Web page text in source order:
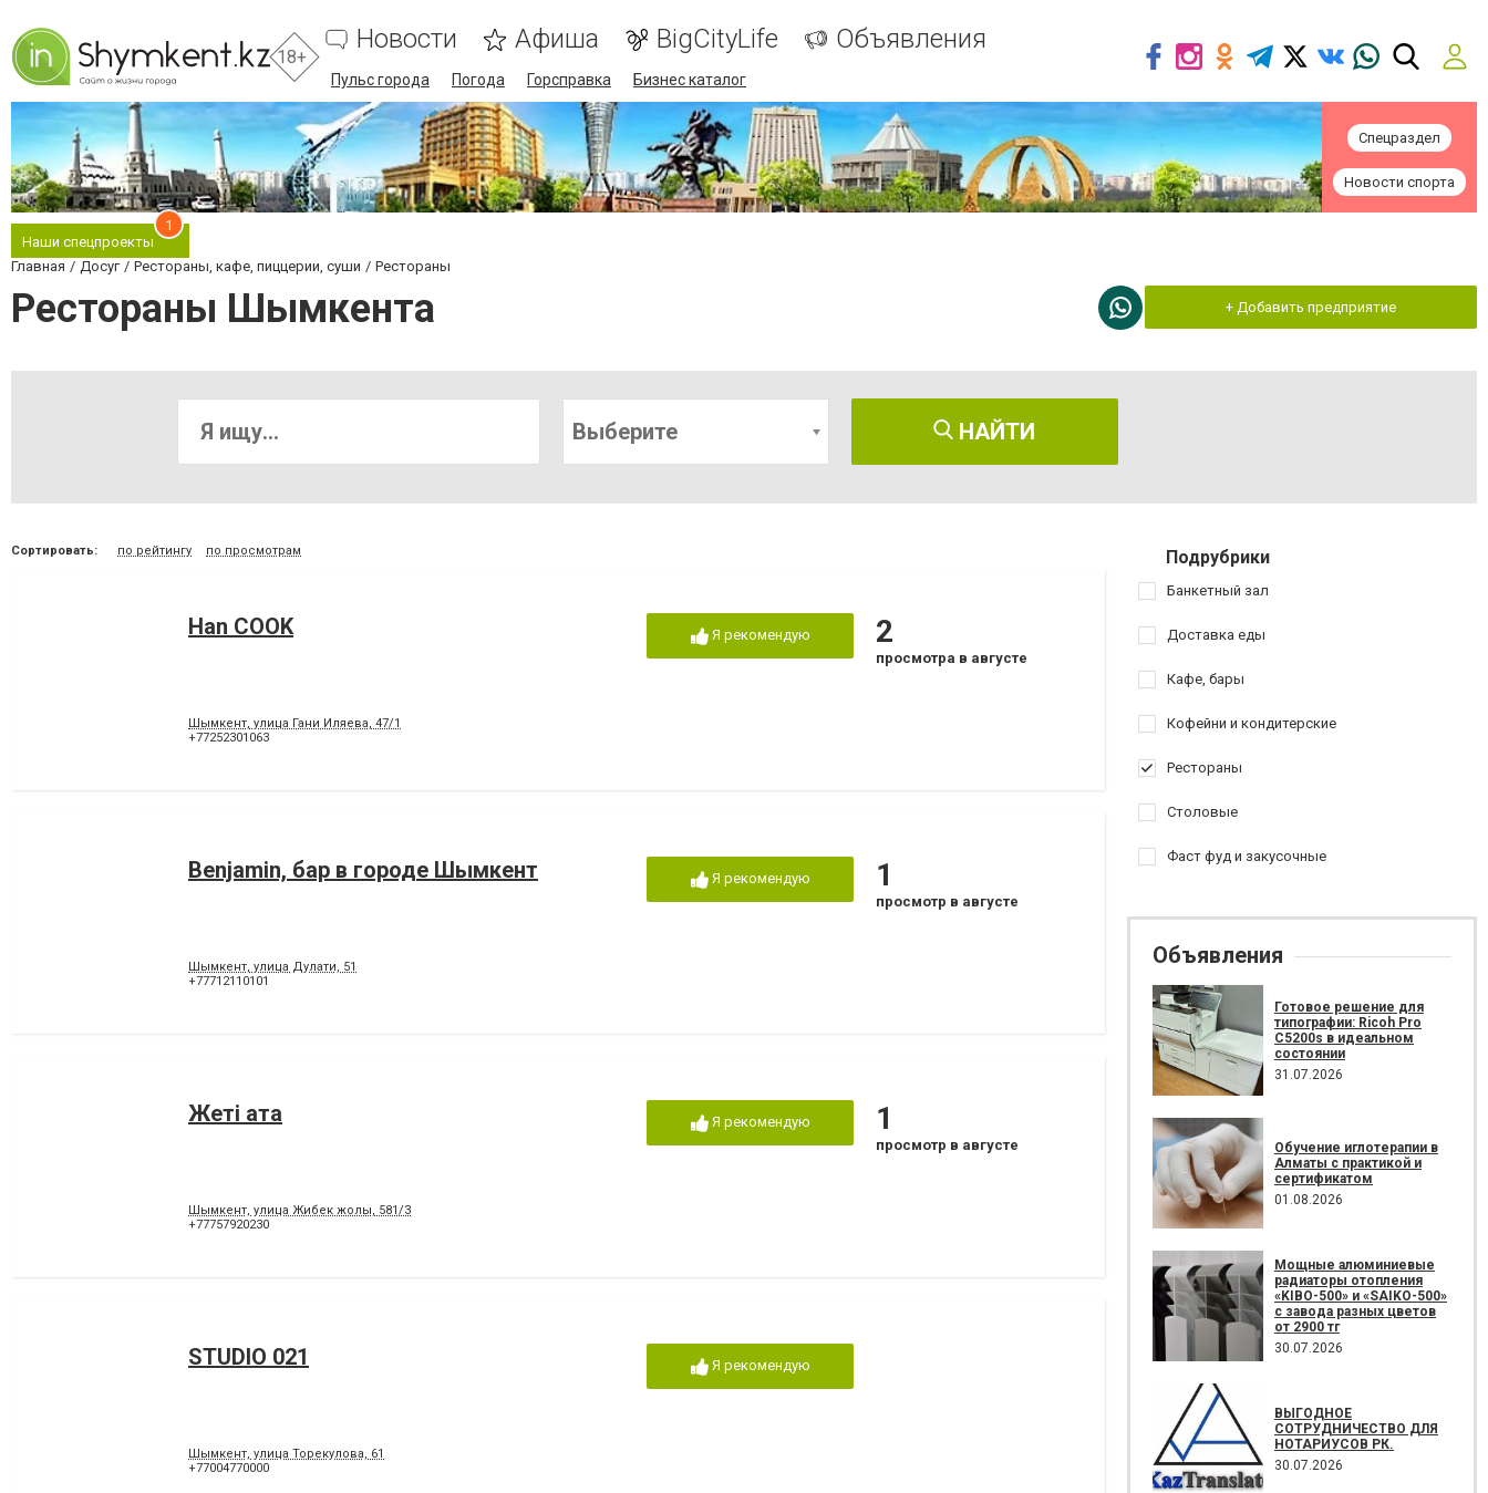
18+
Новости Афиша BigCityLife Объявления
Пульс города Погода Горсправка Бизнес каталог
Спецраздел
Новости спорта
Наши спецпроекты
1
Главная Досуг Рестораны, кафе, пиццерии, суши Рестораны
Рестораны Шымкента + Добавить предприятие
Выберите НАЙТИ
Сортировать: по рейтингу по просмотрам
Han COOK
Шымкент, улица Гани Иляева, 47/1
+77252301063
Я рекомендую 2
просмотра в августе
Benjamin, бар в городе Шымкент
Шымкент, улица Дулати, 51
+77712110101
Я рекомендую 1
просмотр в августе
Жетi ата
Шымкент, улица Жибек жолы, 581/3
+77757920230
Я рекомендую 1
просмотр в августе
STUDIO 021
Шымкент, улица Торекулова, 61
+77004770000
Я рекомендую
Подрубрики
Банкетный зал
Доставка еды
Кафе, бары
Кофейни и кондитерские
Рестораны
Столовые
Фаст фуд и закусочные
Объявления
Готовое решение для
типографии: Ricoh Pro
C5200s в идеальном
состоянии
31.07.2026
Обучение иглотерапии в
Алматы с практикой и
сертификатом
01.08.2026
Мощные алюминиевые
радиаторы отопления
«KIBO-500» и «SAIKO-500»
с завода разных цветов
от 2900 тг
30.07.2026
ВЫГОДНОЕ
СОТРУДНИЧЕСТВО ДЛЯ
НОТАРИУСОВ РК.
30.07.2026